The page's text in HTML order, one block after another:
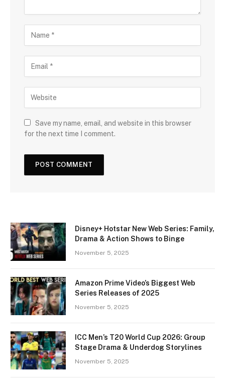
Save my name, email, and website in this browser
for the next time I comment.
Disney+ Hotstar New Web Series: Family,
Drama & Action Shows to Binge
November 5, 2025
Amazon Prime Video’s Biggest Web
Series Releases of 2025
November 5, 2025
ICC Men’s T20 World Cup 2026: Group
Stage Drama & Underdog Storylines
November 5, 2025